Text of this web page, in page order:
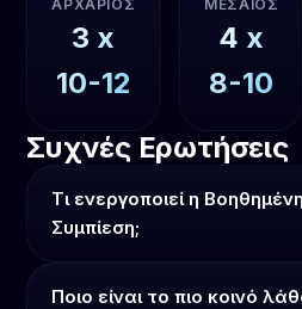
ΑΡΧΆΡΙΟΣ
3 x
10-12
ΜΕΣΑΊΟΣ
4 x
8-10
Συχνές Ερωτήσεις
Τι ενεργοποιεί η
Συμπίεση;
Ποιο είναι το πιο κοινό